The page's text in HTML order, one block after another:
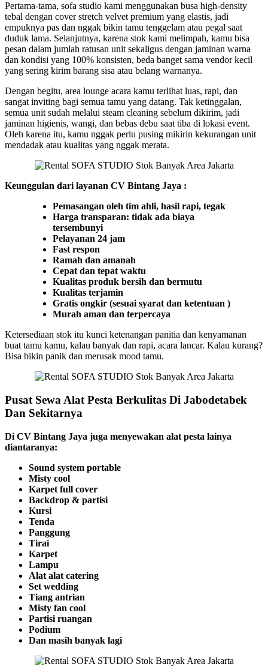
Pertama-tama, sofa studio kami menggunakan busa high-density
tebal dengan cover stretch velvet premium yang elastis, jadi
empuknya pas dan nggak bikin tamu tenggelam atau pegal saat
duduk lama. Selanjutnya, karena stok kami melimpah, kamu bisa
pesan dalam jumlah ratusan unit sekaligus dengan jaminan warna
dan kondisi yang 100% konsisten, beda banget sama vendor kecil
yang sering kirim barang sisa atau belang warnanya.
Dengan begitu, area lounge acara kamu terlihat luas, rapi, dan
sangat inviting bagi semua tamu yang datang. Tak ketinggalan,
semua unit sudah melalui steam cleaning sebelum dikirim, jadi
jaminan higienis, wangi, dan bebas debu saat tiba di lokasi event.
Oleh karena itu, kamu nggak perlu pusing mikirin kekurangan unit
mendadak atau kualitas yang nggak merata.
Keunggulan dari layanan CV Bintang Jaya :
Pemasangan oleh tim ahli, hasil rapi, tegak
Harga transparan: tidak ada biaya
tersembunyi
Pelayanan 24 jam
Fast respon
Ramah dan amanah
Cepat dan tepat waktu
Kualitas produk bersih dan bermutu
Kualitas terjamin
Gratis ongkir (sesuai syarat dan ketentuan )
Murah aman dan terpercaya
Ketersediaan stok itu kunci ketenangan panitia dan kenyamanan
buat tamu kamu, kalau banyak dan rapi, acara lancar. Kalau kurang?
Bisa bikin panik dan merusak mood tamu.
Pusat Sewa Alat Pesta Berkulitas Di Jabodetabek
Dan Sekitarnya
Di CV Bintang Jaya juga menyewakan alat pesta lainya
diantaranya:
Sound system portable
Misty cool
Karpet full cover
Backdrop & partisi
Kursi
Tenda
Panggung
Tirai
Karpet
Lampu
Alat alat catering
Set wedding
Tiang antrian
Misty fan cool
Partisi ruangan
Podium
Dan masih banyak lagi